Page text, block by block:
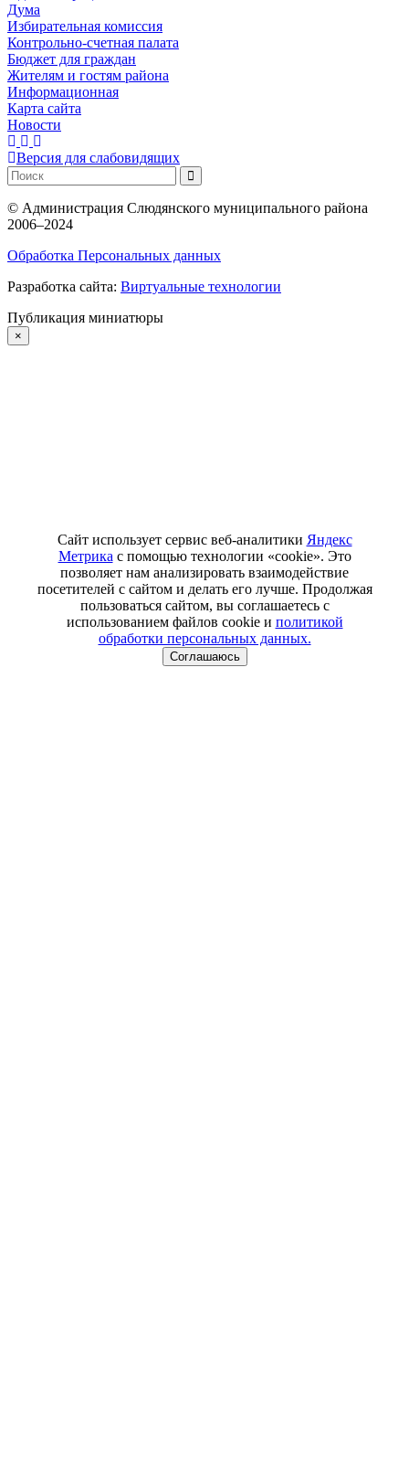
Дума
Избирательная комиссия
Контрольно-счетная палата
Бюджет для граждан
Жителям и гостям района
Информационная
Карта сайта
Новости
Версия для слабовидящих
© Администрация Слюдянского муниципального района
2006–2024
Обработка Персональных данных
Разработка сайта: Виртуальные технологии
Публикация миниатюры
×
Сайт использует сервис веб-аналитики Яндекс
Метрика с помощью технологии «cookie». Это
позволяет нам анализировать взаимодействие
посетителей с сайтом и делать его лучше. Продолжая
пользоваться сайтом, вы соглашаетесь с
использованием файлов cookie и политикой
обработки персональных данных.
Соглашаюсь